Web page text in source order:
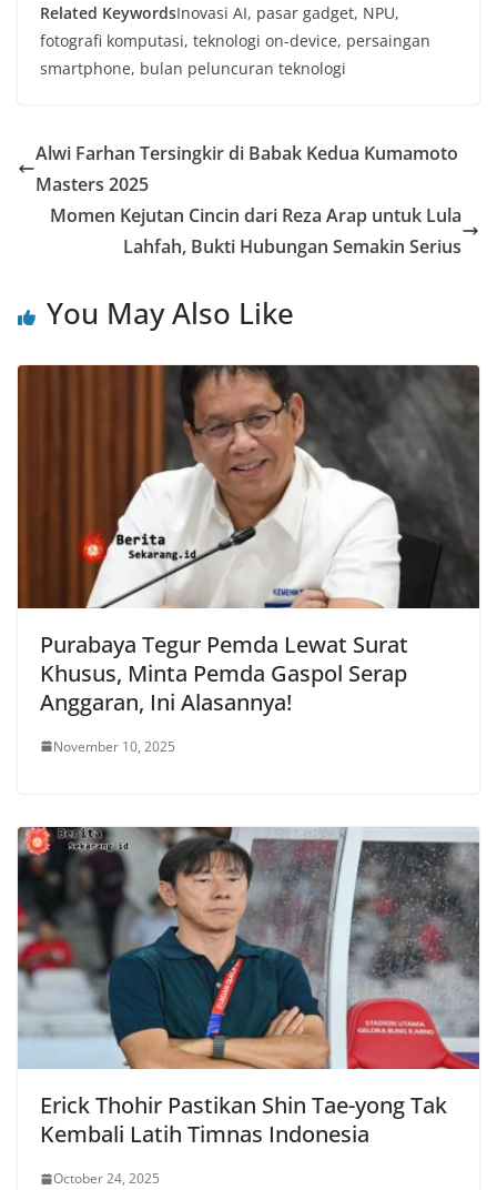
Related KeywordsInovasi AI, pasar gadget, NPU,
fotografi komputasi, teknologi on-device, persaingan
smartphone, bulan peluncuran teknologi
Alwi Farhan Tersingkir di Babak Kedua Kumamoto
Masters 2025
Momen Kejutan Cincin dari Reza Arap untuk Lula
Lahfah, Bukti Hubungan Semakin Serius
You May Also Like
Purabaya Tegur Pemda Lewat Surat
Khusus, Minta Pemda Gaspol Serap
Anggaran, Ini Alasannya!
November 10, 2025
Erick Thohir Pastikan Shin Tae-yong Tak
Kembali Latih Timnas Indonesia
October 24, 2025